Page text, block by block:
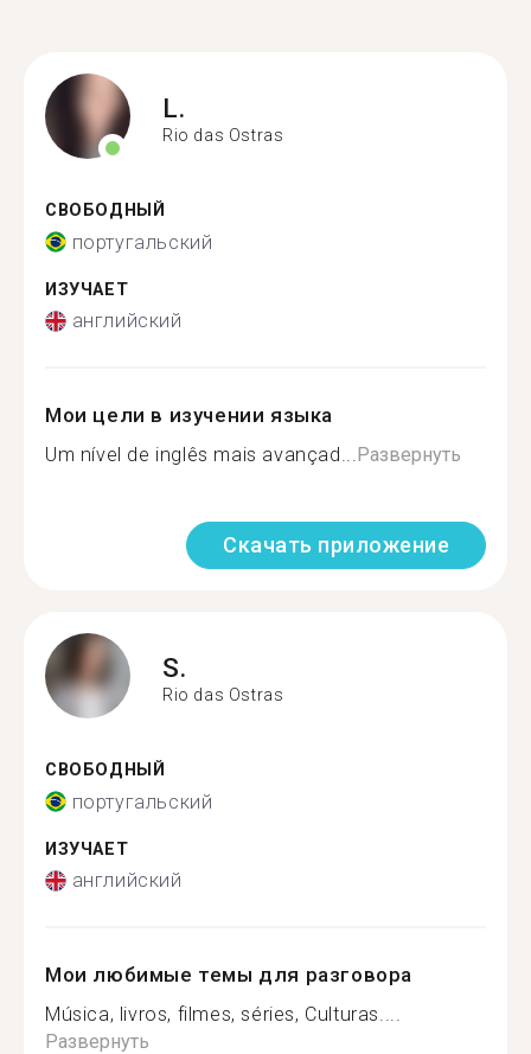
L.
Rio das Ostras
СВОБОДНЫЙ
португальский
ИЗУЧАЕТ
английский
Мои цели в изучении языка
Um nível de inglês mais avançad...Развернуть
Скачать приложение
S.
Rio das Ostras
СВОБОДНЫЙ
португальский
ИЗУЧАЕТ
английский
Мои любимые темы для разговора
Música, livros, filmes, séries, Culturas....
Развернуть